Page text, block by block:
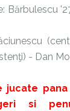
Bărbulescu
- Dan
jucate
si